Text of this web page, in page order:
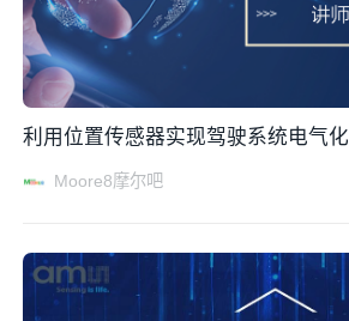
利用位置传感器实现驾驶系统电气化
Moore8摩尔吧